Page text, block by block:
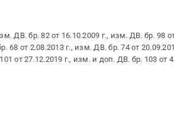
ДВ. бр. 82 от 16.10.2009 г., изм. ДВ. бр. 98
68 от 2.08.2013 г., изм. ДВ. бр. 74 от
от 27.12.2019 г., изм. и доп. ДВ. бр. 103 от